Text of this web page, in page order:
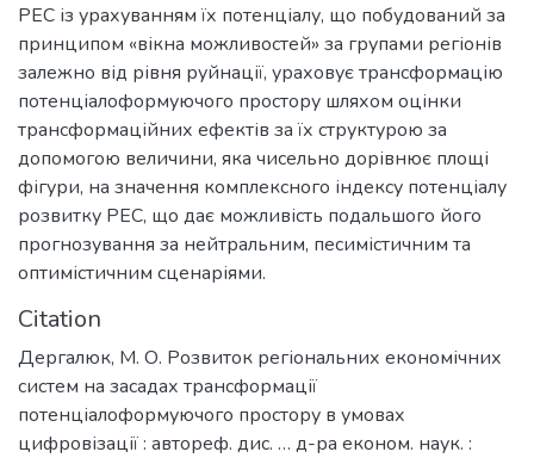
РЕС із урахуванням їх потенціалу, що побудований за
принципом «вікна можливостей» за групами регіонів
залежно від рівня руйнації, ураховує трансформацію
потенціалоформуючого простору шляхом оцінки
трансформаційних ефектів за їх структурою за
допомогою величини, яка чисельно дорівнює площі
фігури, на значення комплексного індексу потенціалу
розвитку РЕС, що дає можливість подальшого його
прогнозування за нейтральним, песимістичним та
оптимістичним сценаріями.
Citation
Дергалюк, М. О. Розвиток регіональних економічних
систем на засадах трансформації
потенціалоформуючого простору в умовах
цифровізації : автореф. дис. … д-ра економ. наук. :